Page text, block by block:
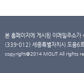
본 홈페이지에 게시된 이메일주소가
(339-012) 세종특별자치시 도움
copyright@2014 MOLIT All rights